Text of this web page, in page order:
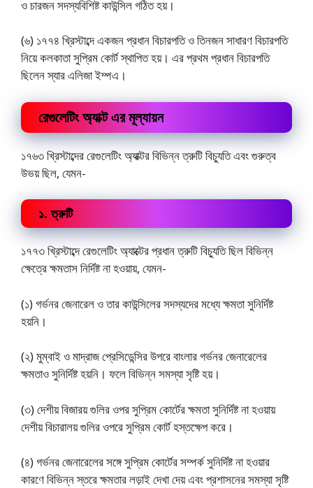
ও চারজন সদস্যবিশিষ্ট কাউন্সিল গঠিত হয়।
(৬) ১৭৭৪ খ্রিস্টাব্দে একজন প্রধান বিচারপতি ও তিনজন সাধারণ বিচারপতি
নিয়ে কলকাতা সুপ্রিম কোর্ট স্থাপিত হয়। এর প্রথম প্রধান বিচারপতি
ছিলেন স্যার এলিজা ইম্পএ।
রেগুলেটিং অ্যাক্ট এর মূল্যায়ন
১৭৬৩ খ্রিস্টাব্দের রেগুলেটিং অ্যাক্টর বিভিন্ন ত্রুটি বিচ্যুতি এবং গুরুত্ব
উভয় ছিল, যেমন-
১. ত্রুটি
১৭৭৩ খ্রিস্টাব্দে রেগুলেটিং অ্যাক্টের প্রধান ত্রুটি বিচ্যুতি ছিল বিভিন্ন
ক্ষেত্রে ক্ষমতাস নির্দিষ্ট না হওয়ায়, যেমন-
(১) গর্ভনর জেনারেল ও তার কাউন্সিলের সদস্যদের মধ্যে ক্ষমতা সুনির্দিষ্ট
হয়নি।
(২) মুম্বাই ও মাদ্রাজ প্রেসিডেন্সির উপরে বাংলার গর্ভনর জেনারেলের
ক্ষমতাও সুনির্দিষ্ট হয়নি। ফলে বিভিন্ন সমস্যা সৃষ্টি হয়।
(৩) দেশীয় বিজারয় গুলির ওপর সুপ্রিম কোর্টের ক্ষমতা সুনির্দিষ্ট না হওয়ায়
দেশীয় বিচারালয় গুলির ওপরে সুপ্রিম কোর্ট হস্তক্ষেপ করে।
(৪) গর্ভনর জেনারেলের সঙ্গে সুপ্রিম কোর্টের সম্পর্ক সুনির্দিষ্ট না হওয়ার
কারণে বিভিন্ন স্তরে ক্ষমতার লড়াই দেখা দেয় এবং প্রশাসনের সমস্যা সৃষ্টি